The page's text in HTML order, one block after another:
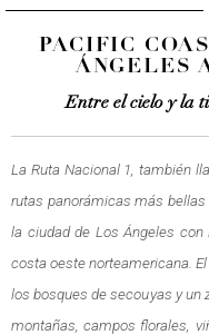
PACIFIC
ÁNGELES
Entre el cielo y la
La Ruta Nacional 1, también
rutas panorámicas más bellas
la ciudad de Los Ángeles
costa oeste norteamericana.
los bosques de secouyas y un
montañas, campos florales,